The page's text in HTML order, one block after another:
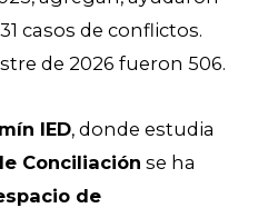
casos de conflictos.
de 2026 fueron 506.
IED, donde estudia
Conciliación se ha
de